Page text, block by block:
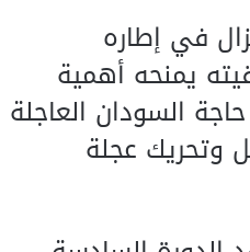
في إطاره
يمنحه أهمية
السودان العاجلة
وتحريك عجلة